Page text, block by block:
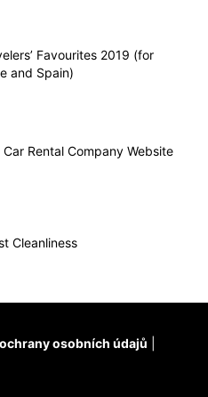
Favourites 2019 (for
and Spain)
Rental Company Website
Cleanliness
osobních údajů